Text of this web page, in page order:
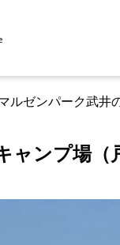
ルゼンパーク武井
ンプ場（